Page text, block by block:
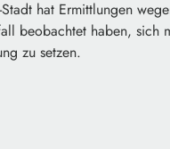
Stadt hat Ermittlungen
beobachtet haben, sich
zu setzen.